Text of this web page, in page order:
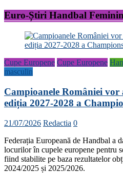
Euro-Știri Handbal Feminin
Cupe Europene Cupe Europene
masculin
Campioanele României
ediția 2027-2028 a
21/07/2026 Redactia 0
Federația Europeană de Handbal a
locurilor în cupele europene pentru
fiind stabilite pe baza rezultatelor
2024/2025 și 2025/2026.